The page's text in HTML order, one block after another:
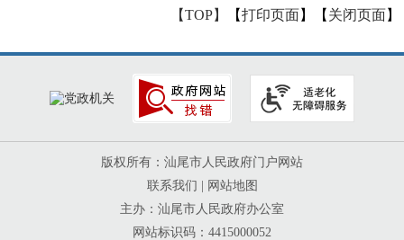
【TOP】 【打印页面】【 关闭页面】
版权所有：汕尾市人民政府门户网站
联系我们
网站地图
主办：汕尾市人民政府办公室
网站标识码：4415000052